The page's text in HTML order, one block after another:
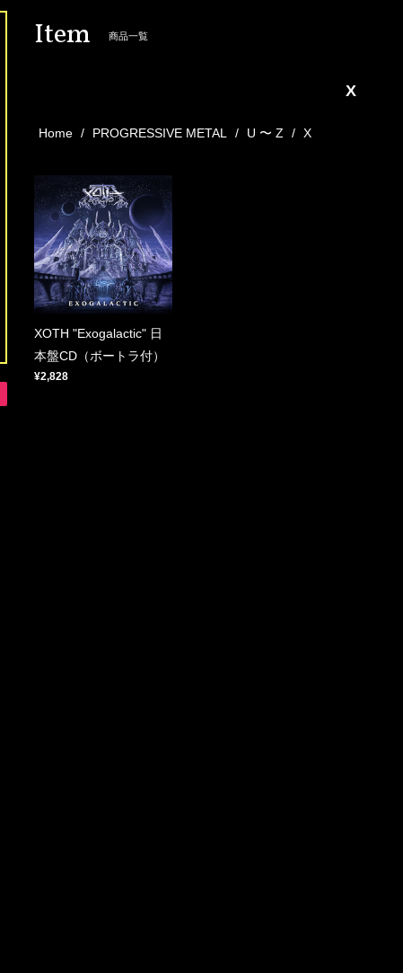
Item 商品一覧
X
Home PROGRESSIVE METAL U 〜 Z X
XOTH "Exogalactic" 日
本盤CD（ボートラ付）
¥2,828